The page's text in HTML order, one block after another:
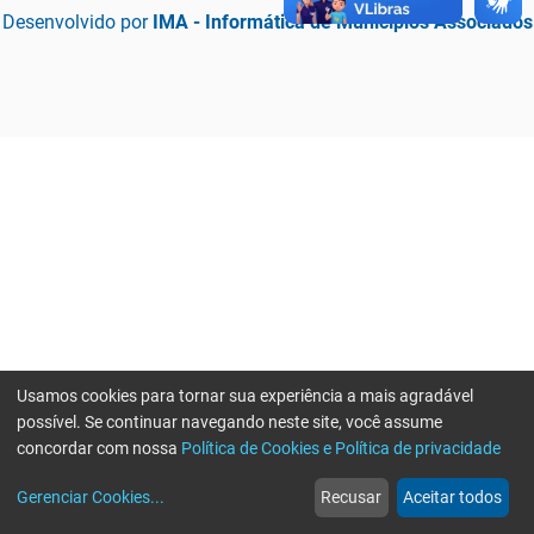
Desenvolvido por IMA - Informática de Municípios Associados
web
Notícias
more_horiz
Mais
Usamos cookies para tornar sua experiência a mais agradável
possível. Se continuar navegando neste site, você assume
concordar com nossa Política de Cookies e Política de privacidade
Gerenciar Cookies... Recusar Aceitar todos
Erro ao enviar informações, por favor tente novamente